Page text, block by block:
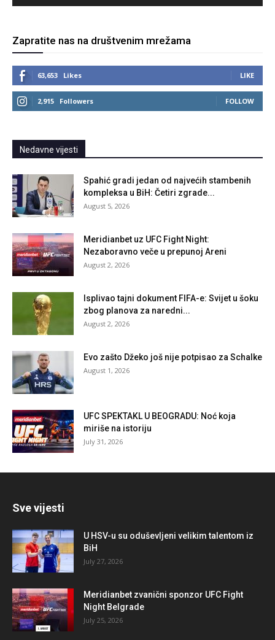
Zapratite nas na društvenim mrežama
63,653 Likes LIKE
2,915 Followers FOLLOW
Nedavne vijesti
Spahić gradi jedan od najvećih stambenih
kompleksa u BiH: Četiri zgrade...
August 5, 2026
Meridianbet uz UFC Fight Night:
Nezaboravno veče u prepunoj Areni
August 2, 2026
Isplivao tajni dokument FIFA-e: Svijet u šoku
zbog planova za naredni...
August 2, 2026
Evo zašto Džeko još nije potpisao za Schalke
August 1, 2026
UFC SPEKTAKL U BEOGRADU: Noć koja
miriše na istoriju
July 31, 2026
Sve vijesti
U HSV-u su oduševljeni velikim talentom iz
BiH
July 27, 2026
Meridianbet zvanični sponzor UFC Fight
Night Belgrade
July 25, 2026